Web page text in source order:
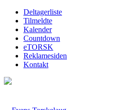
Deltagerliste
Tilmeldte
Kalender
Countdown
eTORSK
Reklamesiden
Kontakt